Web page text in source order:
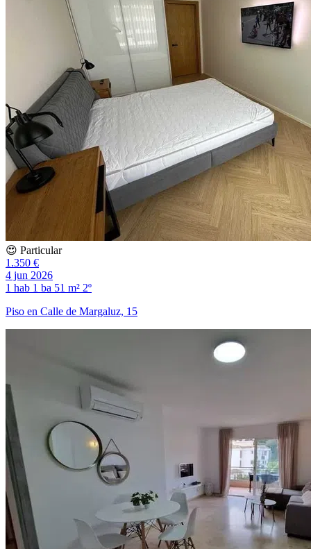
😍 Particular
1.350 €
4 jun 2026
1 hab 1 ba 51 m² 2º
Piso en Calle de Margaluz, 15